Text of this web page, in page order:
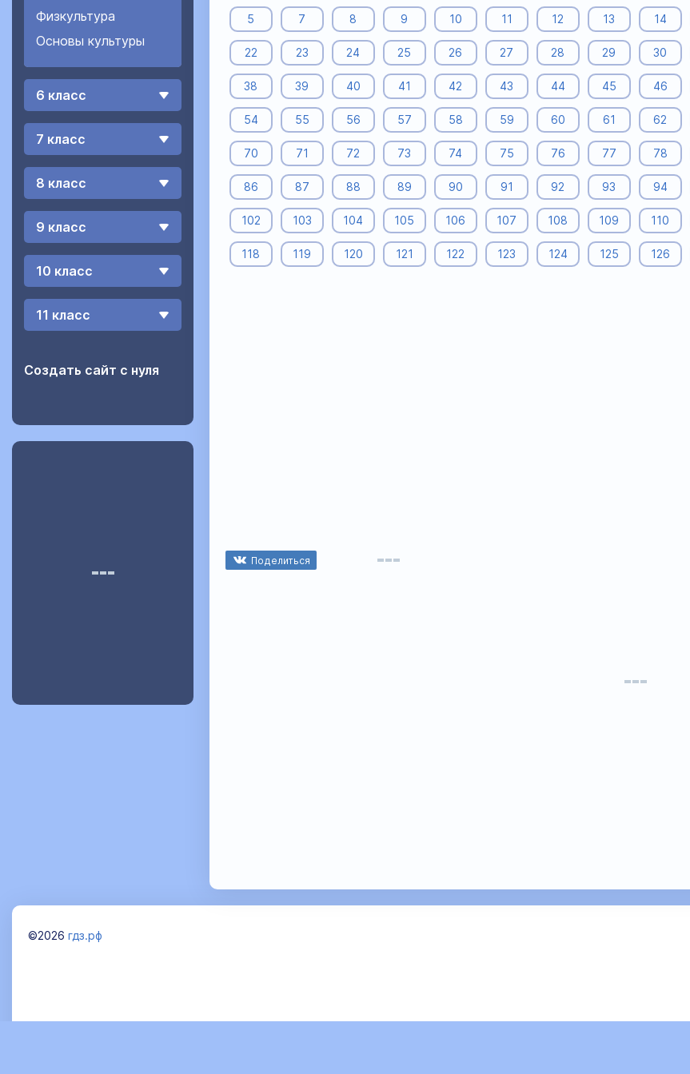
Физкультура
Основы культуры
6 класс
7 класс
8 класс
9 класс
10 класс
11 класс
Создать сайт с нуля
5 7 8 9 10 11 12 13 14
22 23 24 25 26 27 28 29 30
38 39 40 41 42 43 44 45 46
54 55 56 57 58 59 60 61 62
70 71 72 73 74 75 76 77 78
86 87 88 89 90 91 92 93 94
102 103 104 105 106 107 108 109 110
118 119 120 121 122 123 124 125 126
Поделиться
©2026 гдз.рф